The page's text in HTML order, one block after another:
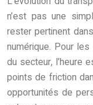
n’est pas une
rester pertinent
numérique. Pour
du secteur, l’heure
points de friction
opportunités de